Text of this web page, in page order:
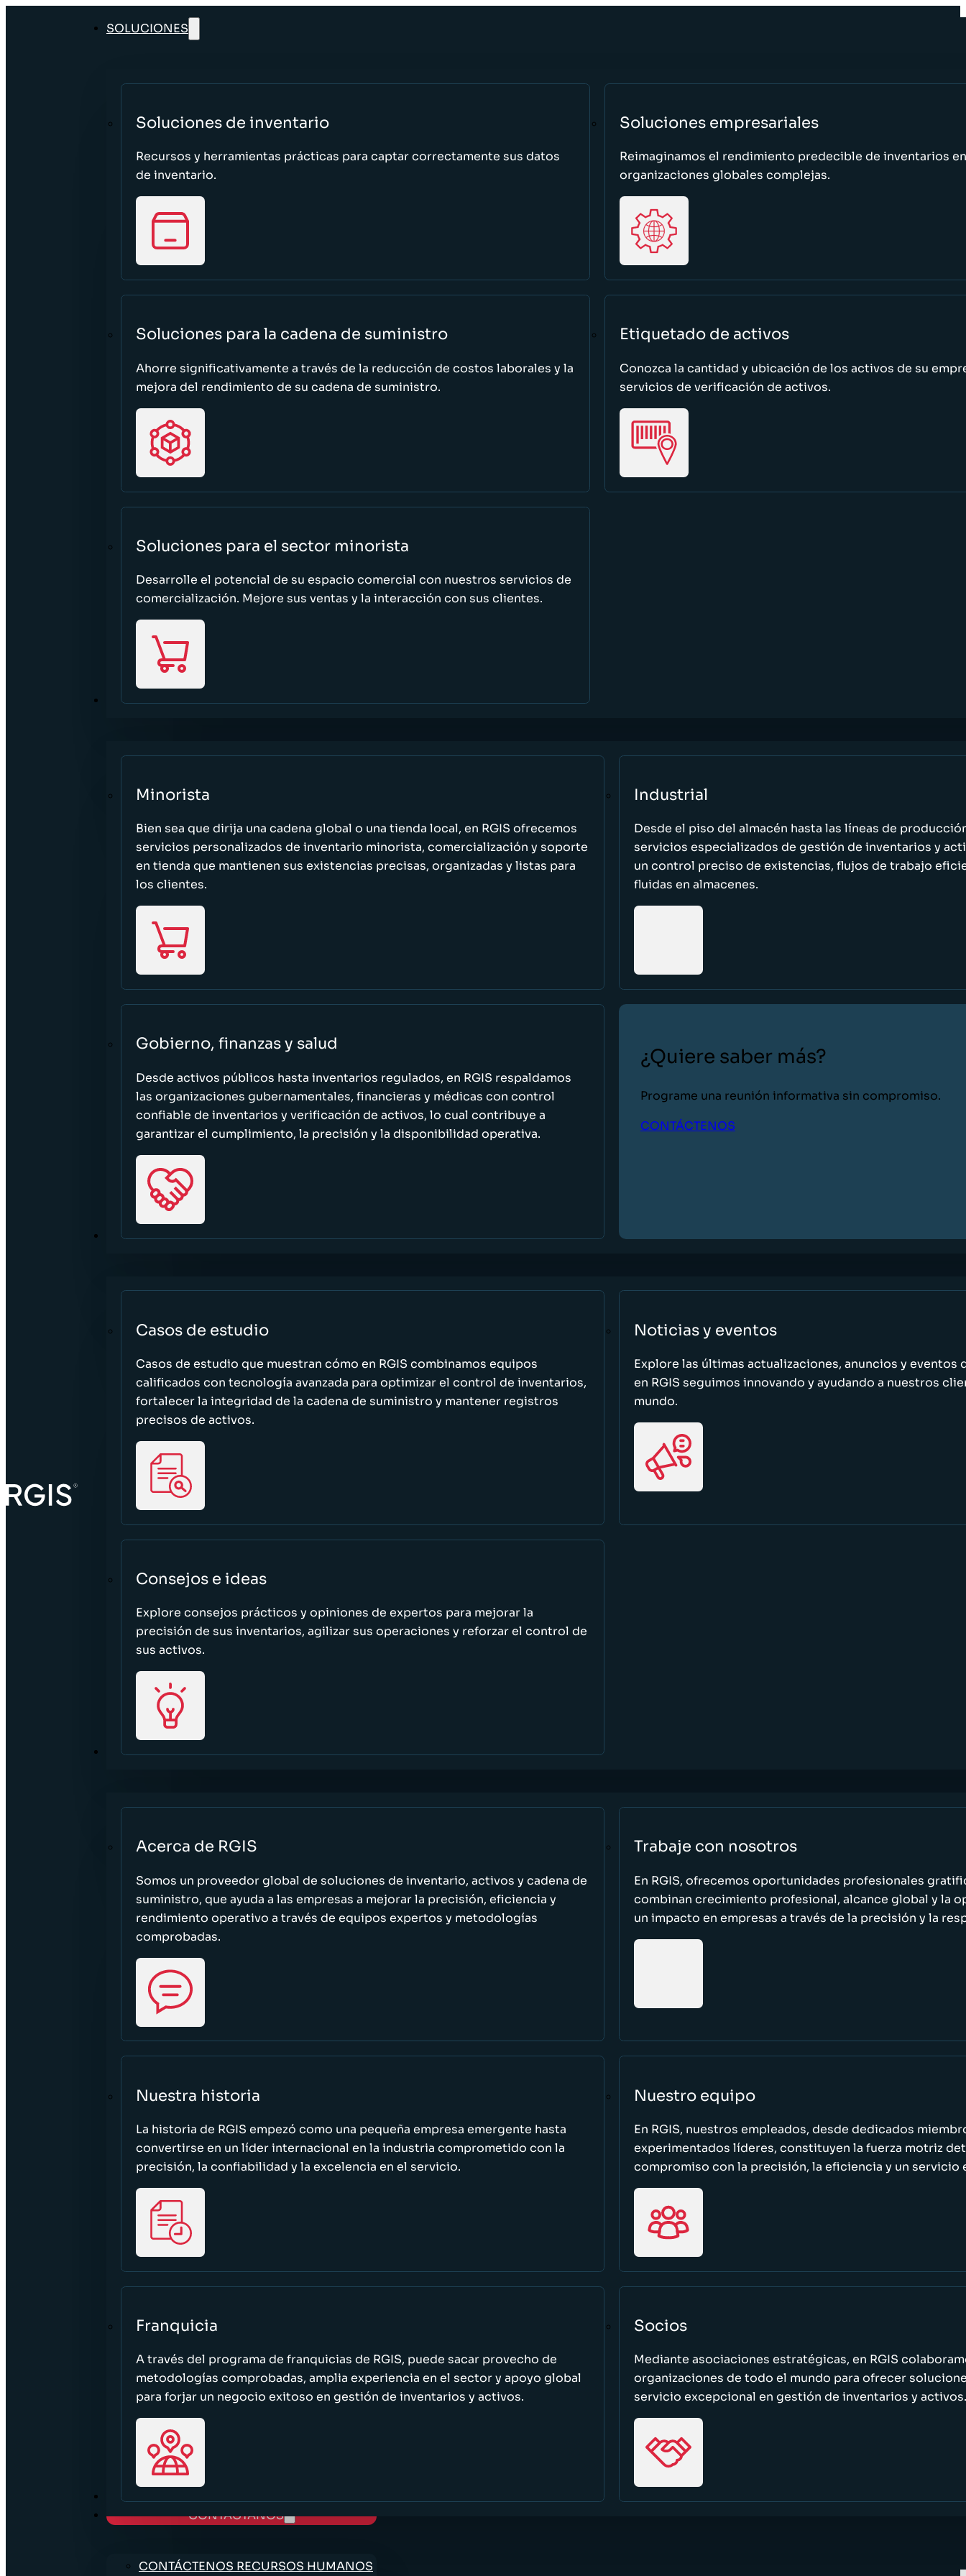
SOLUCIONES
Soluciones de inventario
Recursos y herramientas prácticas para captar correctamente sus datos
de inventario.
Soluciones empresariales
Reimaginamos el rendimiento predecible de inventarios en
organizaciones globales complejas.
Soluciones para la cadena de suministro
Ahorre significativamente a través de la reducción de costos laborales y la
mejora del rendimiento de su cadena de suministro.
Etiquetado de activos
Conozca la cantidad y ubicación de los activos de su
servicios de verificación de activos.
Soluciones para el sector minorista
Desarrolle el potencial de su espacio comercial con nuestros servicios de
comercialización. Mejore sus ventas y la interacción con sus clientes.
SECTORES
Minorista
Bien sea que dirija una cadena global o una tienda local, en RGIS ofrecemos
servicios personalizados de inventario minorista, comercialización y soporte
en tienda que mantienen sus existencias precisas, organizadas y listas para
los clientes.
Industrial
Desde el piso del almacén hasta las líneas de
servicios especializados de gestión de inventarios y
un control preciso de existencias, flujos de trabajo
fluidas en almacenes.
Gobierno, finanzas y salud
Desde activos públicos hasta inventarios regulados, en RGIS respaldamos
las organizaciones gubernamentales, financieras y médicas con control
confiable de inventarios y verificación de activos, lo cual contribuye a
garantizar el cumplimiento, la precisión y la disponibilidad operativa.
¿Quiere saber más?
Programe una reunión informativa sin compromiso.
CONTÁCTENOS
RECURSOS
Casos de estudio
Casos de estudio que muestran cómo en RGIS combinamos equipos
calificados con tecnología avanzada para optimizar el control de inventarios,
fortalecer la integridad de la cadena de suministro y mantener registros
precisos de activos.
Noticias y eventos
Explore las últimas actualizaciones, anuncios y eventos
en RGIS seguimos innovando y ayudando a nuestros
mundo.
Consejos e ideas
Explore consejos prácticos y opiniones de expertos para mejorar la
precisión de sus inventarios, agilizar sus operaciones y reforzar el control de
sus activos.
ACERCA DE
Acerca de RGIS
Somos un proveedor global de soluciones de inventario, activos y cadena de
suministro, que ayuda a las empresas a mejorar la precisión, eficiencia y
rendimiento operativo a través de equipos expertos y metodologías
comprobadas.
Trabaje con nosotros
En RGIS, ofrecemos oportunidades profesionales
combinan crecimiento profesional, alcance global y la
un impacto en empresas a través de la precisión y la
Nuestra historia
La historia de RGIS empezó como una pequeña empresa emergente hasta
convertirse en un líder internacional en la industria comprometido con la
precisión, la confiabilidad y la excelencia en el servicio.
Nuestro equipo
En RGIS, nuestros empleados, desde dedicados
experimentados líderes, constituyen la fuerza motriz
compromiso con la precisión, la eficiencia y un servicio
Franquicia
A través del programa de franquicias de RGIS, puede sacar provecho de
metodologías comprobadas, amplia experiencia en el sector y apoyo global
para forjar un negocio exitoso en gestión de inventarios y activos.
Socios
Mediante asociaciones estratégicas, en RGIS
organizaciones de todo el mundo para ofrecer
servicio excepcional en gestión de inventarios y activos.
TRABAJE CON NOSOTROS
CONTÁCTANOS
CONTÁCTENOS RECURSOS HUMANOS